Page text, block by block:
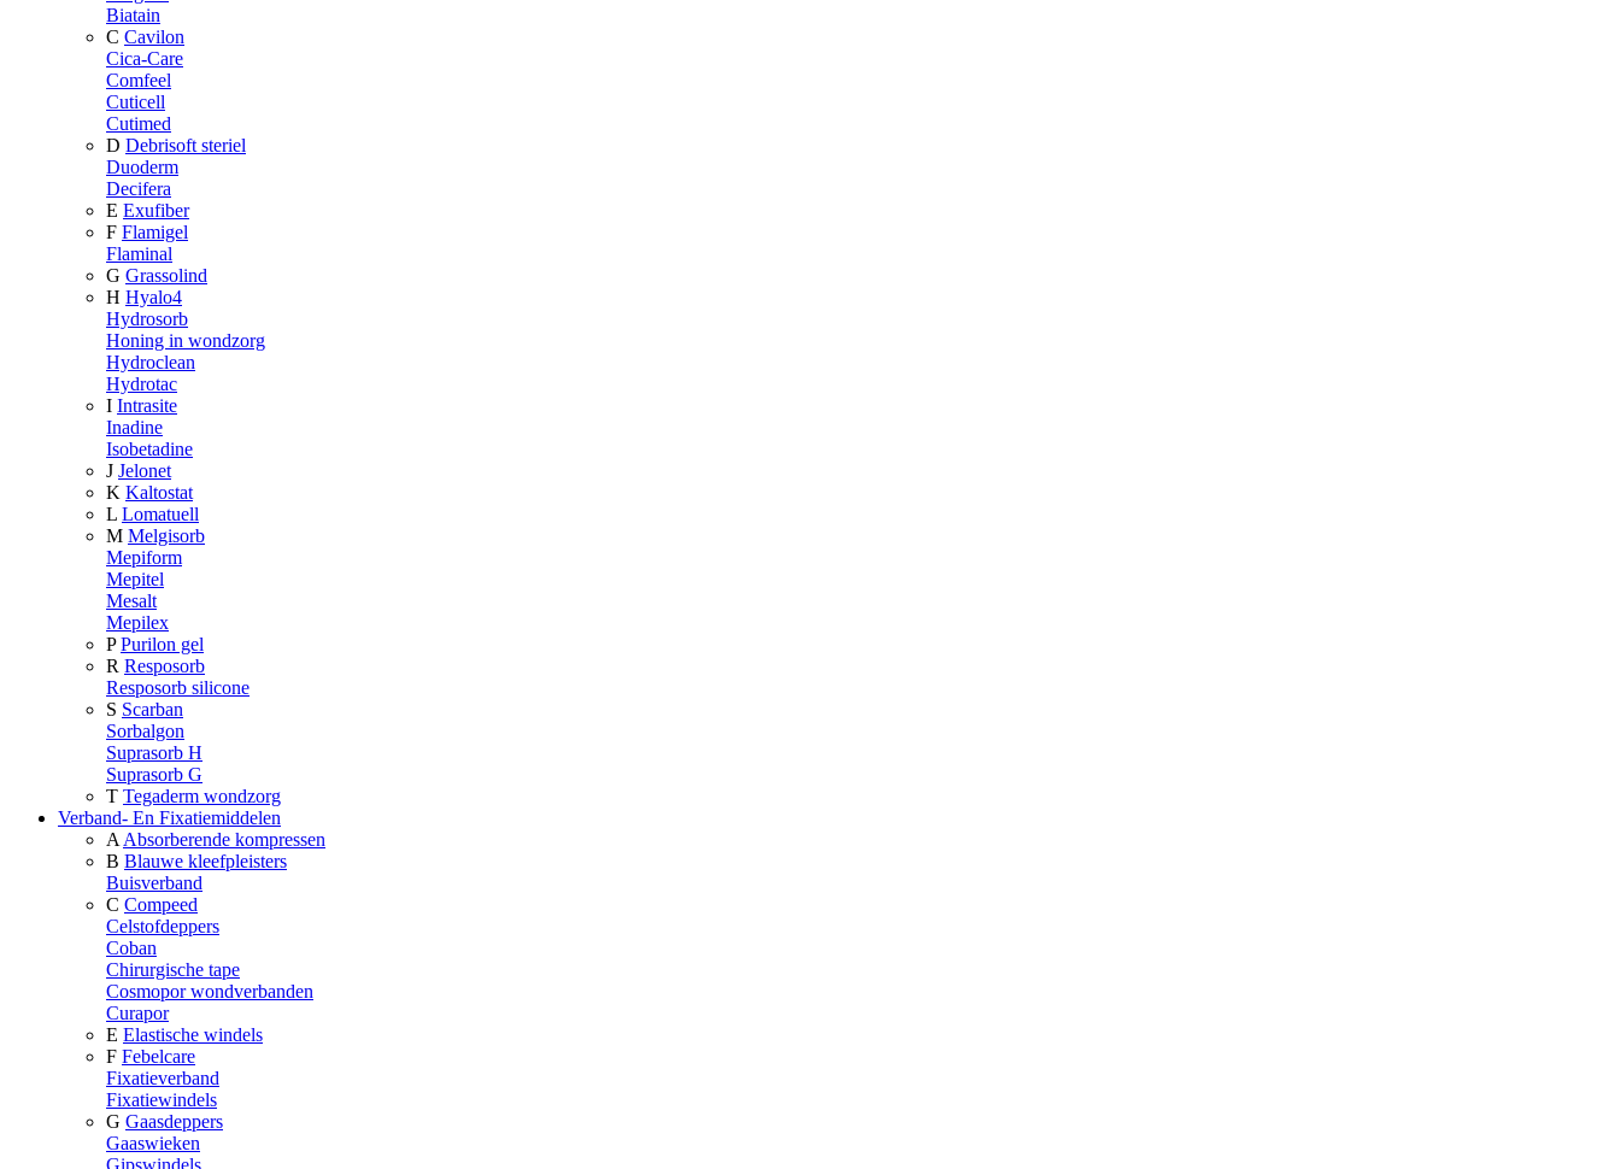
Biatain
C Cavilon
Cica-Care
Comfeel
Cuticell
Cutimed
D Debrisoft steriel
Duoderm
Decifera
E Exufiber
F Flamigel
Flaminal
G Grassolind
H Hyalo4
Hydrosorb
Honing in wondzorg
Hydroclean
Hydrotac
I Intrasite
Inadine
Isobetadine
J Jelonet
K Kaltostat
L Lomatuell
M Melgisorb
Mepiform
Mepitel
Mesalt
Mepilex
P Purilon gel
R Resposorb
Resposorb silicone
S Scarban
Sorbalgon
Suprasorb H
Suprasorb G
T Tegaderm wondzorg
Verband- En Fixatiemiddelen
A Absorberende kompressen
B Blauwe kleefpleisters
Buisverband
C Compeed
Celstofdeppers
Coban
Chirurgische tape
Cosmopor wondverbanden
Curapor
E Elastische windels
F Febelcare
Fixatieverband
Fixatiewindels
G Gaasdeppers
Gaaswieken